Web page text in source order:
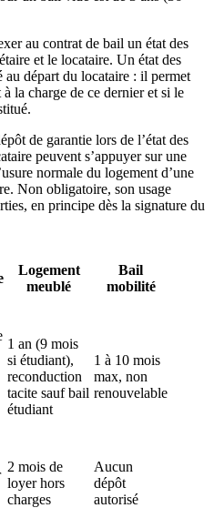
au contrat de bail un état des
et le locataire. Un état des
au départ du locataire : il permet
la charge de ce dernier et si le
de garantie lors de l’état des
peuvent s’appuyer sur une
normale du logement d’une
Non obligatoire, son usage
en principe dès la signature du
Logement
meublé
Bail
mobilité
1 an (9 mois
si étudiant),
reconduction
tacite sauf bail
étudiant
1 à 10 mois
max, non
renouvelable
2 mois de
loyer hors
charges
Aucun
dépôt
autorisé